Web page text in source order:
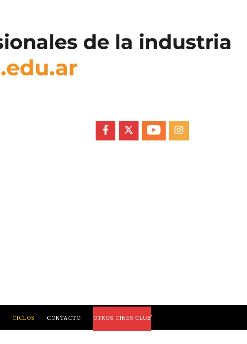
FACEBOOKYOUTUBEINSTAGRAM
CICLOS CONTACTO OTROS CINES CLUB